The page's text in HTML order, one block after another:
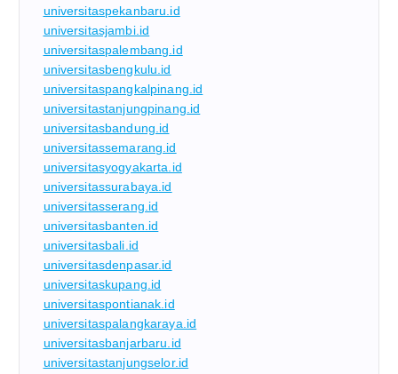
universitaspekanbaru.id
universitasjambi.id
universitaspalembang.id
universitasbengkulu.id
universitaspangkalpinang.id
universitastanjungpinang.id
universitasbandung.id
universitassemarang.id
universitasyogyakarta.id
universitassurabaya.id
universitasserang.id
universitasbanten.id
universitasbali.id
universitasdenpasar.id
universitaskupang.id
universitaspontianak.id
universitaspalangkaraya.id
universitasbanjarbaru.id
universitastanjungselor.id